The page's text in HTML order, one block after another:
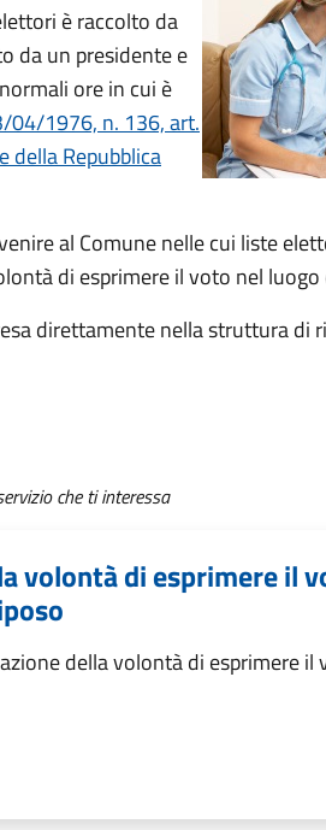
è raccolto da
da un presidente e
ore in cui è
04/1976, n. 136, art.
della Repubblica
al Comune nelle cui liste
di esprimere il voto nel
direttamente nella struttura di
che ti interessa
volontà di esprimere il
della volontà di esprimere il